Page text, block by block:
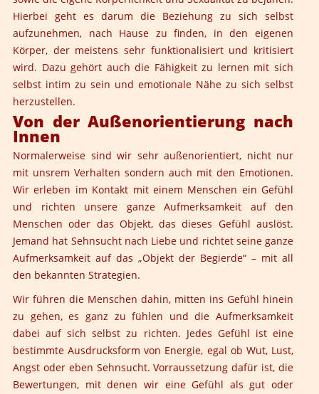
Hierbei geht es darum die Beziehung zu sich selbst
aufzunehmen, nach Hause zu finden, in den eigenen
Körper, der meistens sehr funktionalisiert und kritisiert
wird. Dazu gehört auch die Fähigkeit zu lernen mit sich
selbst intim zu sein und emotionale Nähe zu sich selbst
herzustellen.
Von der Außenorientierung nach
Innen
Normalerweise sind wir sehr außenorientiert, nicht nur
mit unsrem Verhalten sondern auch mit den Emotionen.
Wir erleben im Kontakt mit einem Menschen ein Gefühl
und richten unsere ganze Aufmerksamkeit auf den
Menschen oder das Objekt, das dieses Gefühl auslöst.
Jemand hat Sehnsucht nach Liebe und richtet seine ganze
Aufmerksamkeit auf das „Objekt der Begierde“ – mit all
den bekannten Strategien.
Wir führen die Menschen dahin, mitten ins Gefühl hinein
zu gehen, es ganz zu fühlen und die Aufmerksamkeit
dabei auf sich selbst zu richten. Jedes Gefühl ist eine
bestimmte Ausdrucksform von Energie, egal ob Wut, Lust,
Angst oder eben Sehnsucht. Vorraussetzung dafür ist, die
Bewertungen, mit denen wir eine Gefühl als gut oder